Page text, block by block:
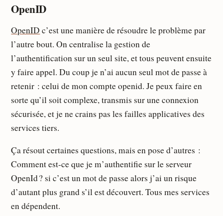
OpenID
OpenID c’est une manière de résoudre le problème par
l’autre bout. On centralise la gestion de
l’authentification sur un seul site, et tous peuvent ensuite
y faire appel. Du coup je n’ai aucun seul mot de passe à
retenir : celui de mon compte openid. Je peux faire en
sorte qu’il soit complexe, transmis sur une connexion
sécurisée, et je ne crains pas les failles applicatives des
services tiers.
Ça résout certaines questions, mais en pose d’autres :
Comment est-ce que je m’authentifie sur le serveur
OpenId ? si c’est un mot de passe alors j’ai un risque
d’autant plus grand s’il est découvert. Tous mes services
en dépendent.